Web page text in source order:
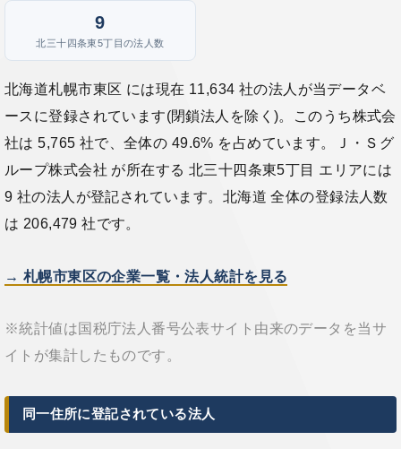
9
北三十四条東5丁目の法人数
北海道札幌市東区 には現在 11,634 社の法人が当データベ
ースに登録されています(閉鎖法人を除く)。このうち株式会
社は 5,765 社で、全体の 49.6% を占めています。Ｊ・Ｓグ
ループ株式会社 が所在する 北三十四条東5丁目 エリアには
9 社の法人が登記されています。北海道 全体の登録法人数
は 206,479 社です。
→ 札幌市東区の企業一覧・法人統計を見る
※統計値は国税庁法人番号公表サイト由来のデータを当サ
イトが集計したものです。
同一住所に登記されている法人